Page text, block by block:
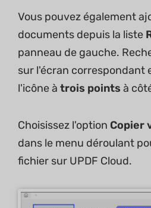
Vous pouvez également
documents depuis la liste
panneau de gauche.
sur l'écran correspondant
l'icône à trois points à
Choisissez l'option Copier
dans le menu déroulant
fichier sur UPDF Cloud.